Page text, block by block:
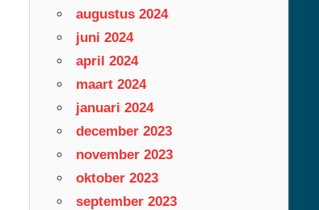
augustus 2024
juni 2024
april 2024
maart 2024
januari 2024
december 2023
november 2023
oktober 2023
september 2023